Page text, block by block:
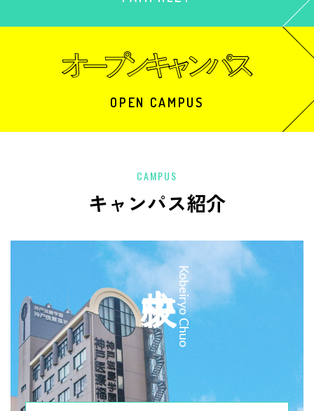
OPEN CAMPUS
CAMPUS
キャンパス紹介
Kobeiryo Chuo